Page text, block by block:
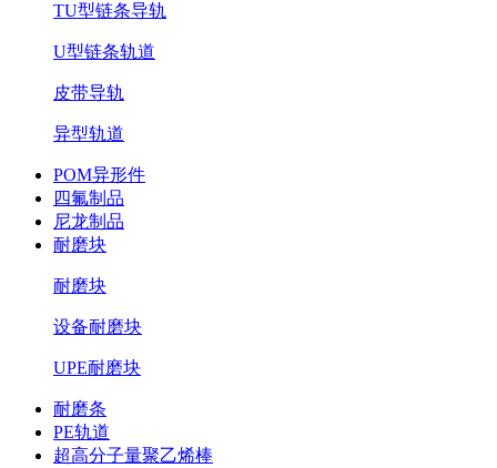
TU型链条导轨
U型链条轨道
皮带导轨
异型轨道
POM异形件
四氟制品
尼龙制品
耐磨块
耐磨块
设备耐磨块
UPE耐磨块
耐磨条
PE轨道
超高分子量聚乙烯棒